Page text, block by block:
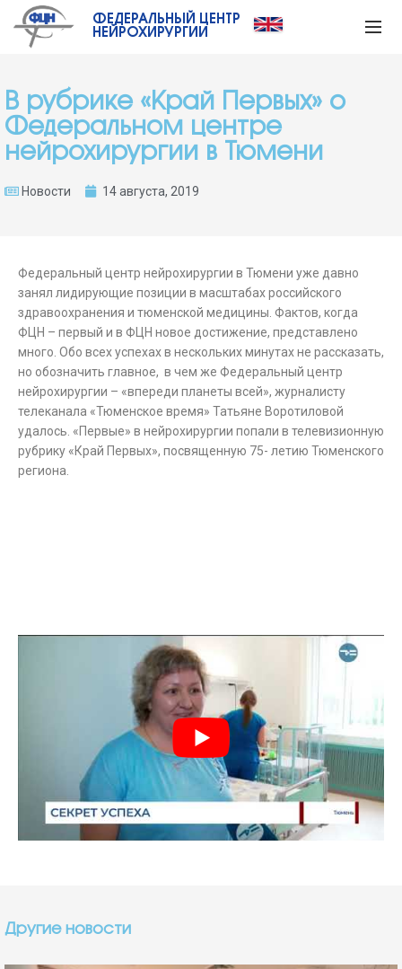
ФЕДЕРАЛЬНЫЙ ЦЕНТР
НЕЙРОХИРУРГИИ
В рубрике «Край Первых» о
Федеральном центре
нейрохирургии в Тюмени
Новости 14 августа, 2019
Федеральный центр нейрохирургии в Тюмени уже давно
занял лидирующие позиции в масштабах российского
здравоохранения и тюменской медицины. Фактов, когда
ФЦН – первый и в ФЦН новое достижение, представлено
много. Обо всех успехах в нескольких минутах не рассказать,
но обозначить главное, в чем же Федеральный центр
нейрохирургии – «впереди планеты всей», журналисту
телеканала «Тюменское время» Татьяне Воротиловой
удалось. «Первые» в нейрохирургии попали в телевизионную
рубрику «Край Первых», посвященную 75- летию Тюменского
региона.
Другие новости